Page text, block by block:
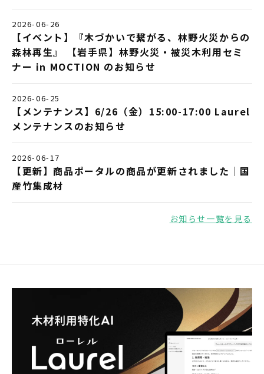
2026-06-26
【イベント】『木づかいで繋がる、林野火災からの
森林再生』 【岩手県】林野火災・被災木利用セミ
ナー in MOCTION のお知らせ
2026-06-25
【メンテナンス】6/26（金）15:00-17:00 Laurel
メンテナンスのお知らせ
2026-06-17
【更新】商品ポータルの商品が更新されました｜国
産竹集成材
お知らせ一覧を見る